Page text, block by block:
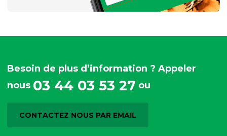
Besoin de plus d’information ? Appeler
nous 03 44 03 53 27 ou
CONTACTEZ NOUS PAR EMAIL